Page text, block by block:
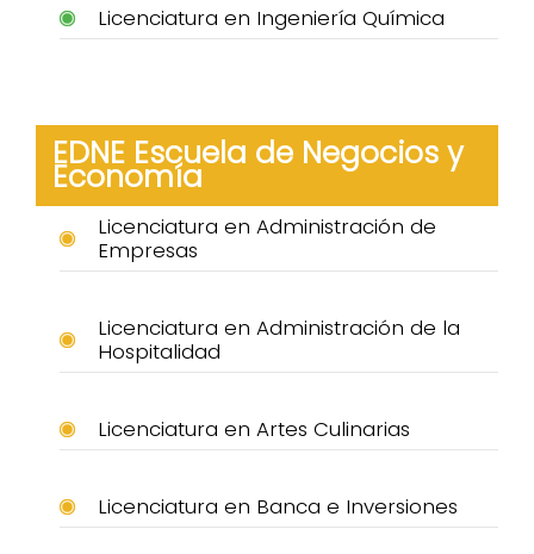
Licenciatura en Ingeniería Química
EDNE Escuela de Negocios y
Economía
Licenciatura en Administración de
Empresas
Licenciatura en Administración de la
Hospitalidad
Licenciatura en Artes Culinarias
Licenciatura en Banca e Inversiones